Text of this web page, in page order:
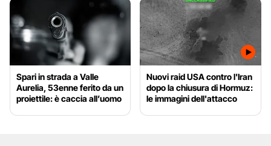
Spari in strada a Valle
Aurelia, 53enne ferito da un
proiettile: è caccia all’uomo
Nuovi raid USA contro l'Iran
dopo la chiusura di Hormuz:
le immagini dell'attacco